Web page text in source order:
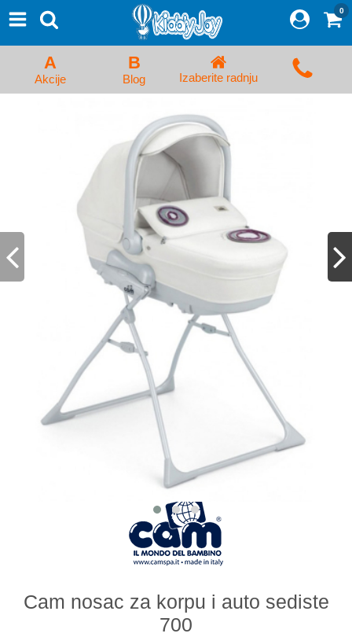
Proizvodi
Početna Prijava/Registracija
Kolica za bebe i dečija kolica
Auto sedišta za decu i bebe
Kreveci, ljuljaške i ležaljke
Kadice, noše i adapteri
Hranilice, flašice i cucle
Monitori, Ogradice i tricikli
Posteljine, vrećice i baldahini
Odeća i obuća
Igračke za bebe i decu
0
A
Akcije
B
Blog Izaberite radnju
Cam nosac za korpu i auto sediste
700